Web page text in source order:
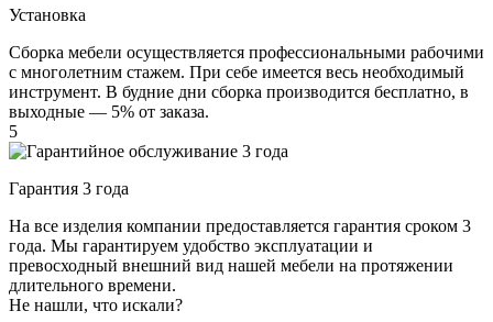
Установка
Сборка мебели осуществляется профессиональными рабочими
с многолетним стажем. При себе имеется весь необходимый
инструмент. В будние дни сборка производится бесплатно, в
выходные — 5% от заказа.
5
Гарантия 3 года
На все изделия компании предоставляется гарантия сроком 3
года. Мы гарантируем удобство эксплуатации и
превосходный внешний вид нашей мебели на протяжении
длительного времени.
Не нашли, что искали?